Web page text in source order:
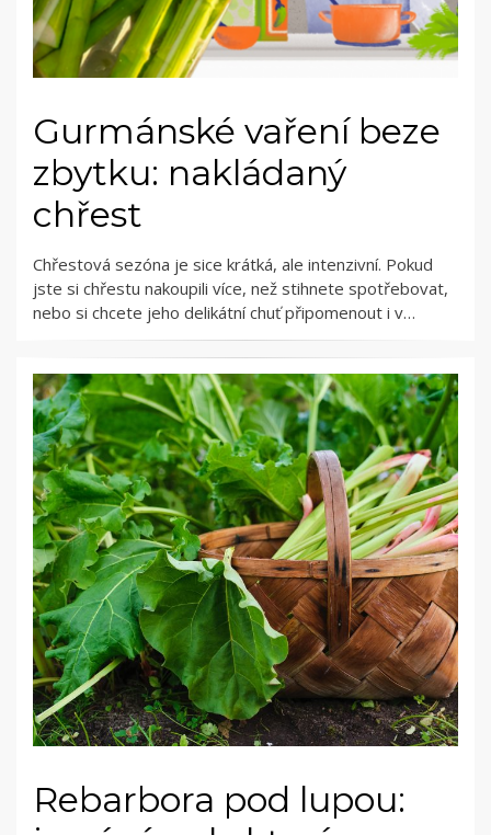
Gurmánské vaření beze
zbytku: nakládaný
chřest
Chřestová sezóna je sice krátká, ale intenzivní. Pokud
jste si chřestu nakoupili více, než stihnete spotřebovat,
nebo si chcete jeho delikátní chuť připomenout i v…
Rebarbora pod lupou: